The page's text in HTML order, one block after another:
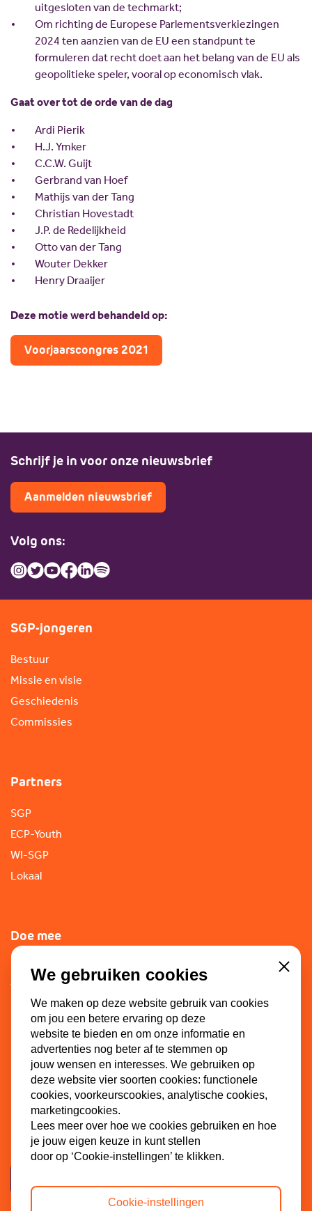
uitgesloten van de techmarkt;
Om richting de Europese Parlementsverkiezingen
2024 ten aanzien van de EU een standpunt te
formuleren dat recht doet aan het belang van de EU als
geopolitieke speler, vooral op economisch vlak.
Gaat over tot de orde van de dag
Ardi Pierik
H.J. Ymker
C.C.W. Guijt
Gerbrand van Hoef
Mathijs van der Tang
Christian Hovestadt
J.P. de Redelijkheid
Otto van der Tang
Wouter Dekker
Henry Draaijer
Deze motie werd behandeld op:
Voorjaarscongres 2021
Schrijf je in voor onze nieuwsbrief
Aanmelden nieuwsbrief
Volg ons:
SGP-jongeren
Bestuur
Missie en visie
Geschiedenis
Commissies
Partners
SGP
ECP-Youth
WI-SGP
Lokaal
Doe mee
Lid worden
Vacatures
Doneren
Sponsoren
Contact
Dinkel 7
3086 HB Rotterdam
We gebruiken cookies
We maken op deze website gebruik van cookies
om jou een betere ervaring op deze
website te bieden en om onze informatie en
advertenties nog beter af te stemmen op
jouw wensen en interesses. We gebruiken op
deze website vier soorten cookies: functionele
cookies, voorkeurscookies, analytische cookies,
marketingcookies.
Lees meer over hoe we cookies gebruiken en hoe
je jouw eigen keuze in kunt stellen
door op ‘Cookie-instellingen’ te klikken.
Close
Cookie-instellingen